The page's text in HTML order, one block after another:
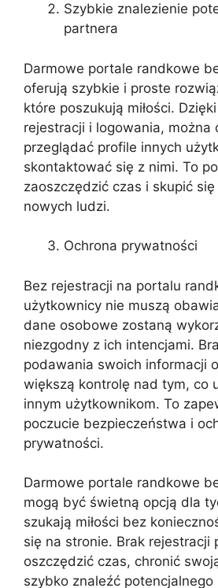
Szybkie znalezienie
partnera
Darmowe portale randkowe
oferują szybkie i proste
które poszukują miłości.
rejestracji i logowania, można
przeglądać profile innych
skontaktować się z nimi. To
zaoszczędzić czas i skupić
nowych ludzi.
Ochrona prywatności
Bez rejestracji na portalu
użytkownicy nie muszą
dane osobowe zostaną
niezgodny z ich intencjami.
podawania swoich informacji
większą kontrolę nad tym, co
innym użytkownikom. To
poczucie bezpieczeństwa i
prywatności.
Darmowe portale randkowe
mogą być świetną opcją dla
szukają miłości bez
się na stronie. Brak rejestracji
oszczędzić czas, chronić
szybko znaleźć potencjalnego